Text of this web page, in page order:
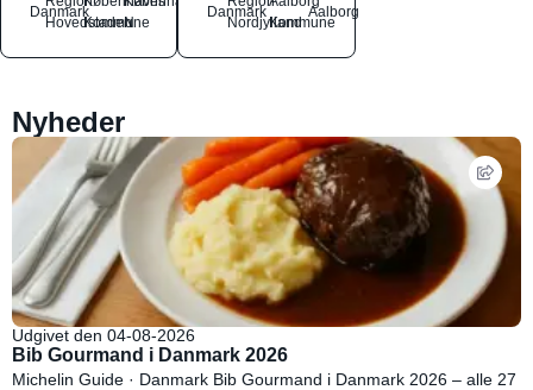
Danmark
Hovedstaden
Kommune
N
Danmark
NordjyllandKommune
Aalborg
Nyheder
Udgivet den 04-08-2026
Bib Gourmand i Danmark 2026
Michelin Guide · Danmark Bib Gourmand i Danmark 2026 – alle 27